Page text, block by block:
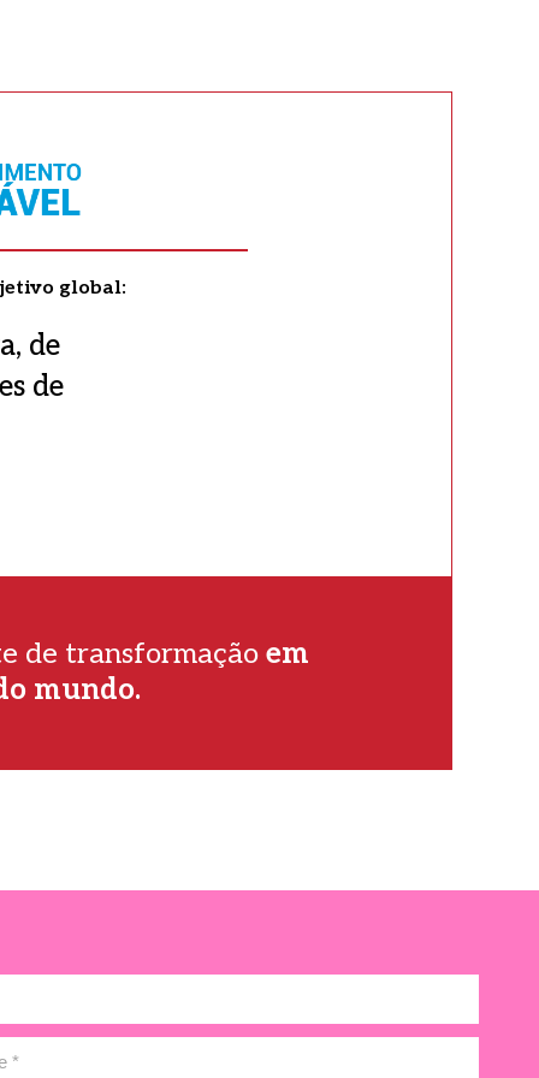
do
de
a
global:
de
de
de transformação em
mundo.